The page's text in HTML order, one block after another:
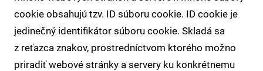
cookie obsahujú tzv. ID súboru cookie. ID cookie je
jedinečný identifikátor súboru cookie. Skladá sa
z reťazca znakov, prostredníctvom ktorého možno
priradiť webové stránky a servery ku konkrétnemu